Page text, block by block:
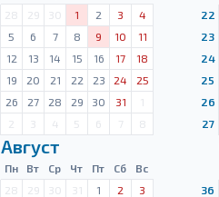
28 29 30 1 2 3
4
5 6 7 8 9 10
11
12 13 14 15 16 17
18
19 20 21 22 23 24
25
26 27 28 29 30 31
1
2 3 4 5 6 7 8
22
23
24
25
26
27
Август
Пн Вт Ср Чт Пт Сб
Вс
28 29 30 31 1 2
3
36